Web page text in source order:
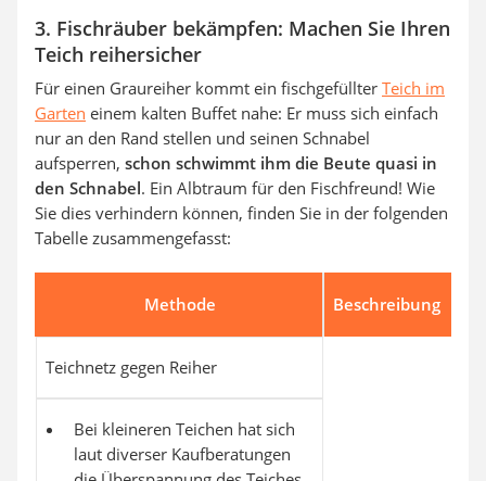
3. Fischräuber bekämpfen: Machen Sie Ihren
Teich reihersicher
Für einen Graureiher kommt ein fischgefüllter Teich im
Garten einem kalten Buffet nahe: Er muss sich einfach
nur an den Rand stellen und seinen Schnabel
aufsperren, schon schwimmt ihm die Beute quasi in
den Schnabel. Ein Albtraum für den Fischfreund! Wie
Sie dies verhindern können, finden Sie in der folgenden
Tabelle zusammengefasst:
Methode Beschreibung
Teichnetz gegen Reiher
Bei kleineren Teichen hat sich
laut diverser Kaufberatungen